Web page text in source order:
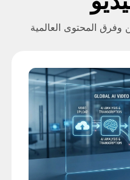
المحتوى العالمية